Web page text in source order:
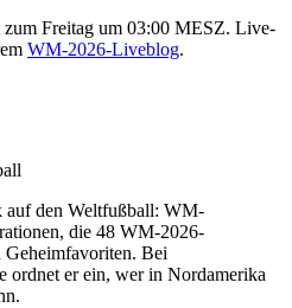
Freitag um 03:00 MESZ. Live-
WM-2026-Liveblog.
auf den Weltfußball: WM-
die 48 WM-2026-
Bei
ordnet er ein, wer in Nordamerika